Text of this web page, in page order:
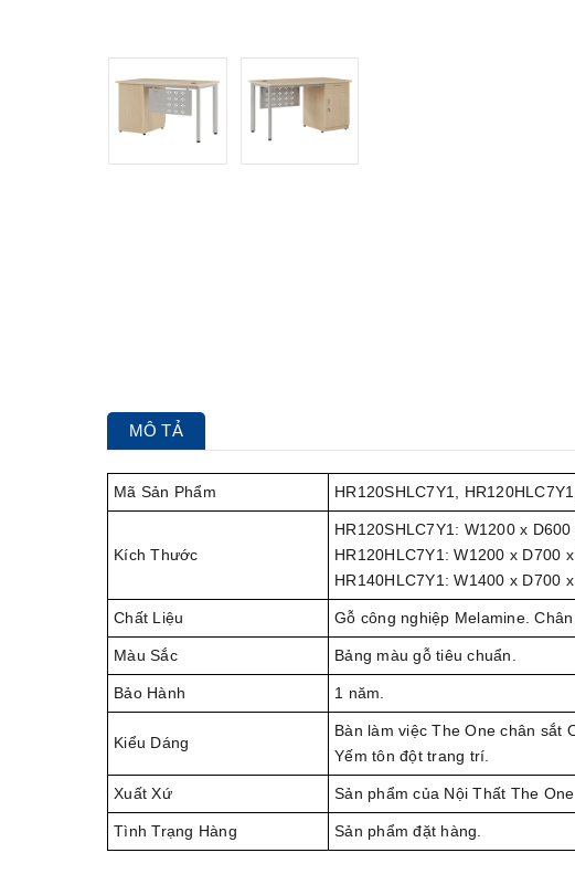
MÔ TẢ
Mã Sản Phẩm HR120SHLC7Y1,
Kích Thước
HR120SHLC7Y1: W1200 x
HR120HLC7Y1: W1200 x D700
HR140HLC7Y1: W1400 x D700
Chất Liệu Gỗ công nghiệp Melamine.
Màu Sắc Bảng màu gỗ tiêu chuẩn.
Bảo Hành 1 năm.
Kiểu Dáng
Bàn làm việc The One chân sắt
Yếm tôn đột trang trí.
Xuất Xứ Sản phẩm của Nội Thất The One
Tình Trạng Hàng Sản phẩm đặt hàng.